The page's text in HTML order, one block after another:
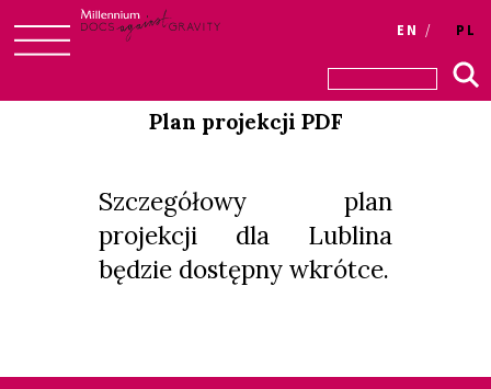
to
Login
EN PL
Plan projekcji PDF
Szczegółowy plan
projekcji dla Lublina
będzie dostępny wkrótce.